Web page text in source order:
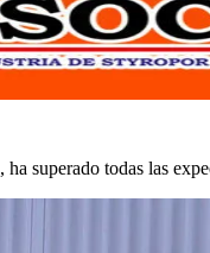
, ha superado todas las